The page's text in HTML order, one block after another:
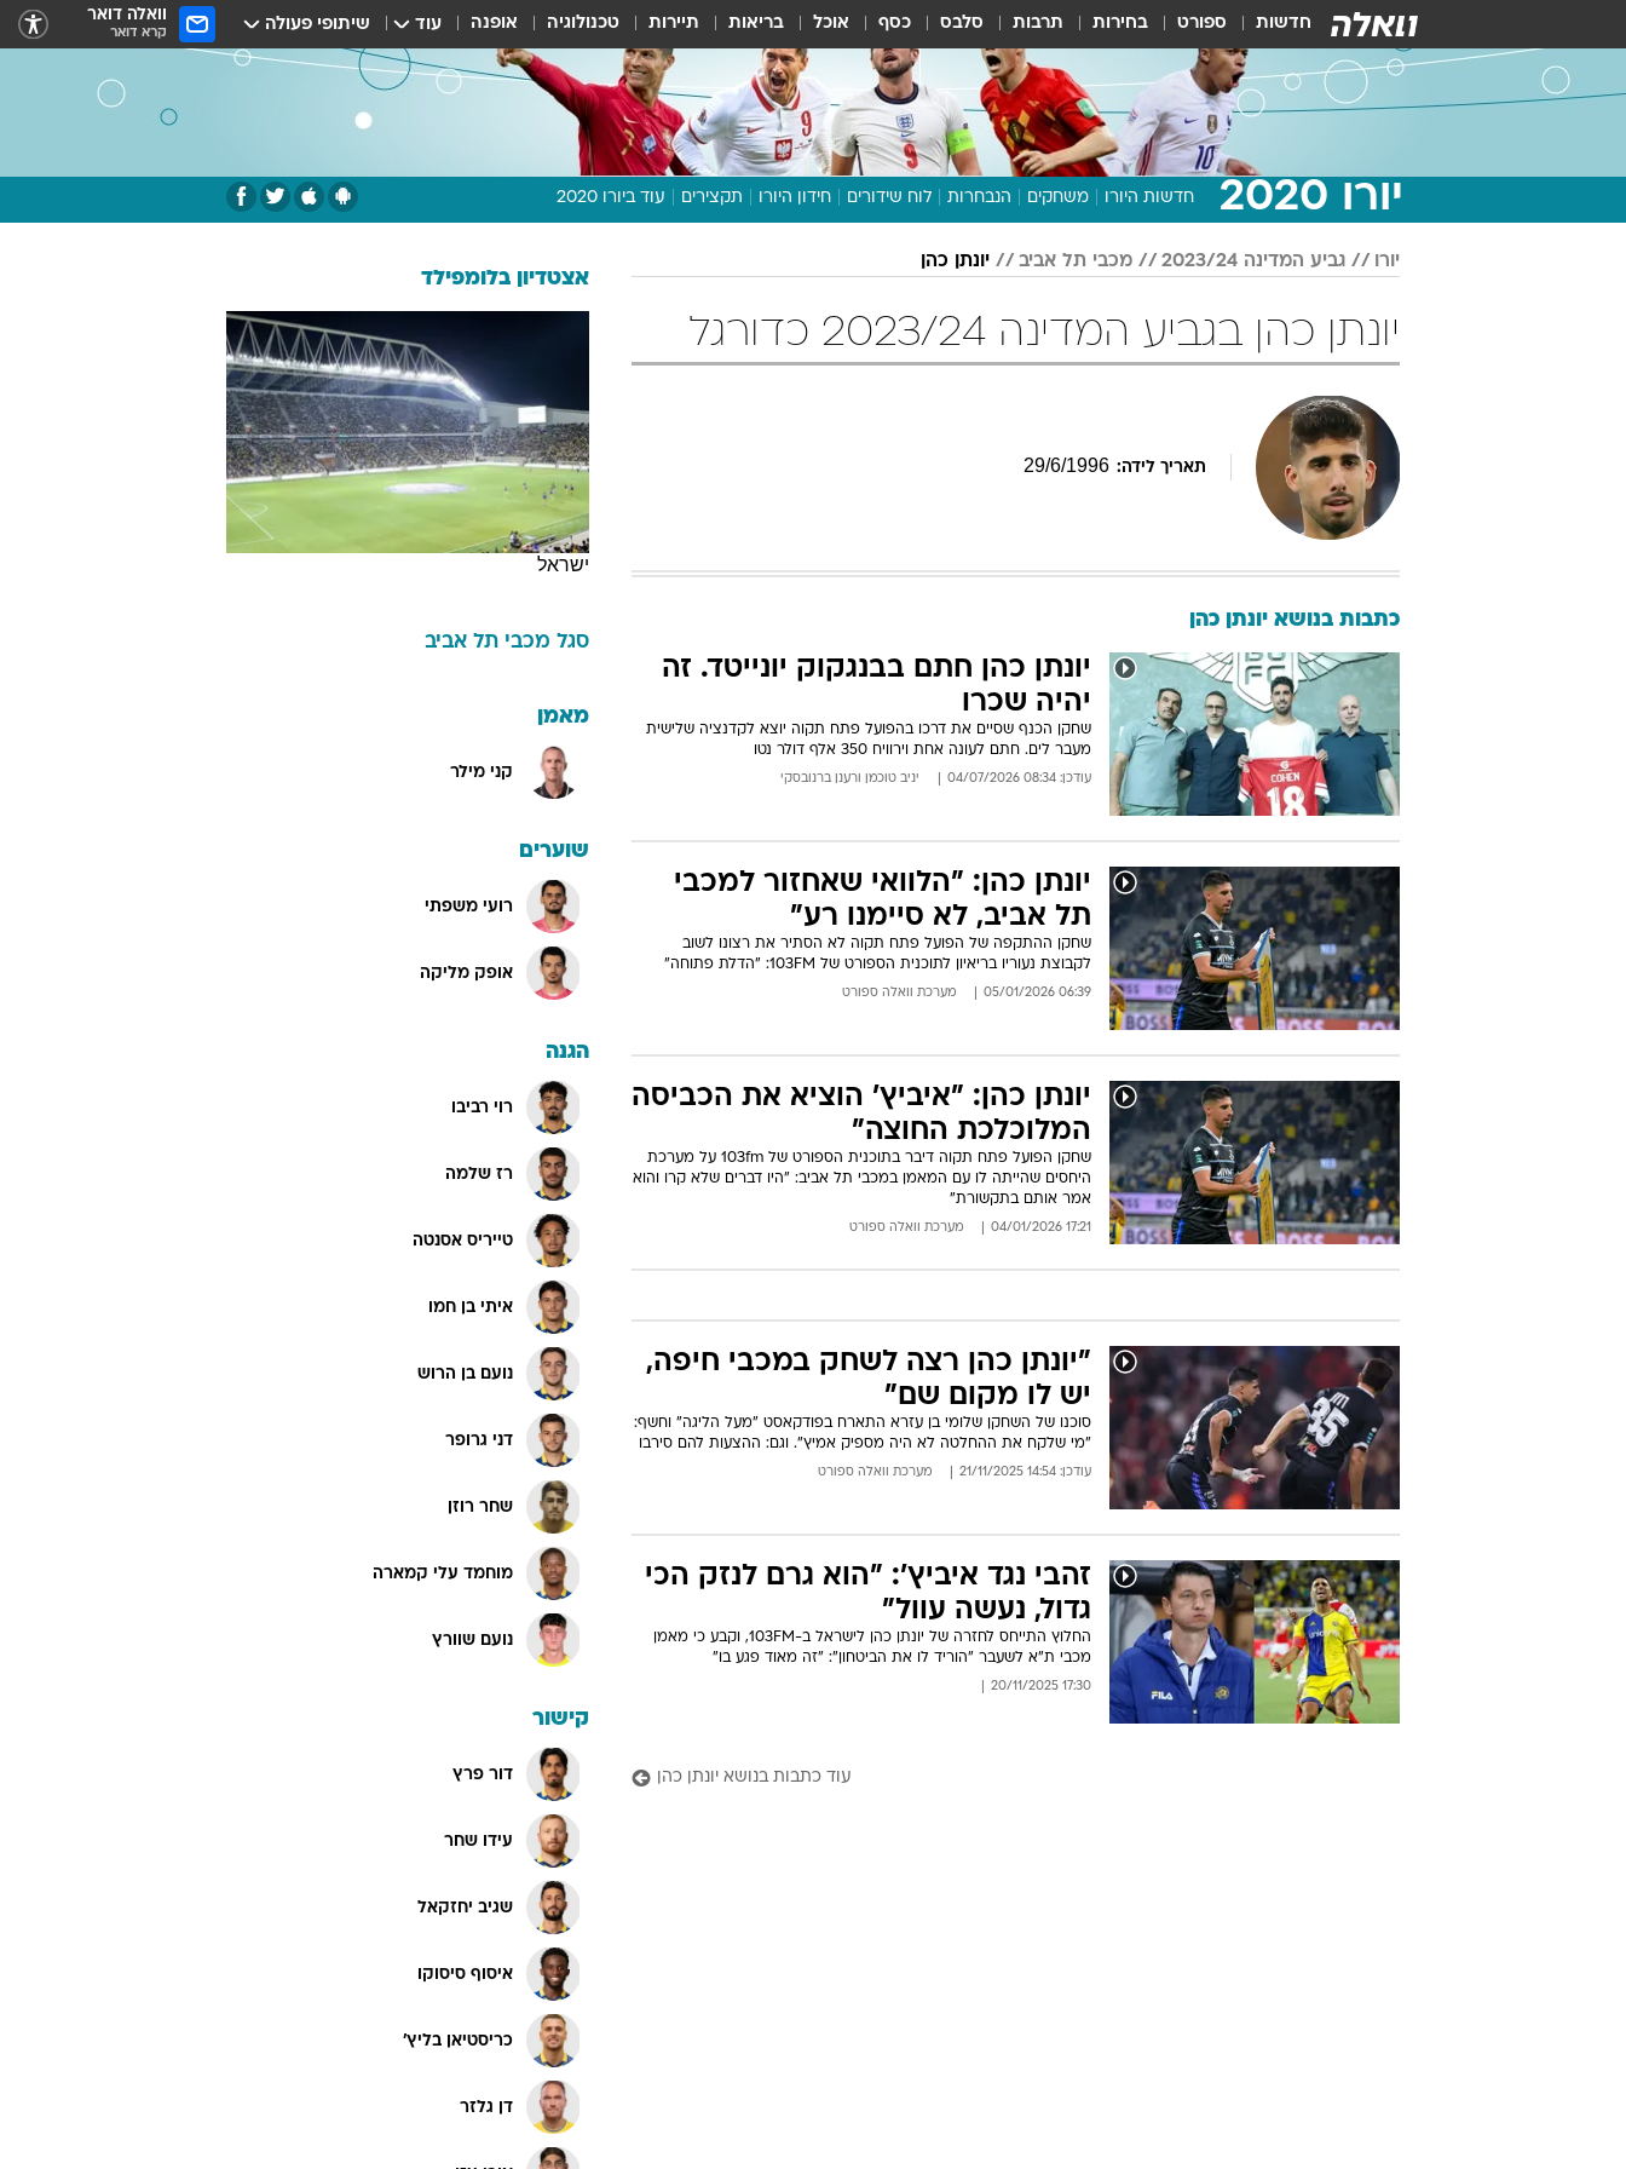
חדשות ספורט בחירות תרבות סלבס כסף אוכל בריאות תיירות טכנולוגיה אופנה עוד שיתופי פעולה וואלה דואר
קרא דואר
יורו 2020 חדשות היורו משחקים הנבחרות לוח שידורים חידון היורו תקצירים עוד ביורו 2020
תכנית היורו
וואלה! ספורט
יורו גביע המדינה 2023/24 מכבי תל אביב יונתן כהן
יונתן כהן בגביע המדינה 2023/24 כדורגל
תאריך לידה: 29/6/1996
כתבות בנושא יונתן כהן
יונתן כהן חתם בבנגקוק יונייטד. זה
יהיה שכרו
שחקן הכנף שסיים את דרכו בהפועל פתח תקוה יוצא לקדנציה שלישית
מעבר לים. חתם לעונה אחת וירוויח 350 אלף דולר נטו
עודכן: 08:34 04/07/2026 יניב טוכמן רענן ברנובסקי
יונתן כהן: "הלוואי שאחזור למכבי
תל אביב, לא סיימנו רע"
שחקן ההתקפה של הפועל פתח תקוה לא הסתיר את רצונו לשוב
לקבוצת נעוריו בריאיון לתוכנית הספורט של 103FM: "הדלת פתוחה"
06:39 05/01/2026 מערכת וואלה ספורט
יונתן כהן: "איביץ' הוציא את הכביסה
המלוכלכת החוצה"
שחקן הפועל פתח תקוה דיבר בתוכנית הספורט של 103fm על מערכת
היחסים שהייתה לו עם המאמן במכבי תל אביב: "היו דברים שלא קרו והוא
אמר אותם בתקשורת"
17:21 04/01/2026 מערכת וואלה ספורט
"יונתן כהן רצה לשחק במכבי חיפה,
יש לו מקום שם"
סוכנו של השחקן שלומי בן עזרא התארח בפודקאסט "מעל הליגה" וחשף:
"מי שלקח את ההחלטה לא היה מספיק אמיץ". וגם: ההצעות להם סירבו
עודכן: 14:54 21/11/2025 מערכת וואלה ספורט
זהבי נגד איביץ': "הוא גרם לנזק הכי
גדול, נעשה עוול"
החלוץ התייחס לחזרה של יונתן כהן לישראל ב-103FM, וקבע כי מאמן
מכבי ת"א לשעבר "הוריד לו את הביטחון": "זה מאוד פגע בו"
17:30 20/11/2025
עוד כתבות בנושא יונתן כהן
אצטדיון בלומפילד
ישראל
סגל מכבי תל אביב
מאמן
קני מילר
שוערים
רועי משפתי
אופק מליקה
הגנה
רוי רביבו
רז שלמה
טייריס אסנטה
איתי בן חמו
נועם בן הרוש
דני גרופר
שחר רוזן
מוחמד עלי קמארה
נועם שוורץ
קישור
דור פרץ
עידו שחר
שגיב יחזקאל
איסוף סיסוקו
כריסטיאן בליץ'
דן גלזר